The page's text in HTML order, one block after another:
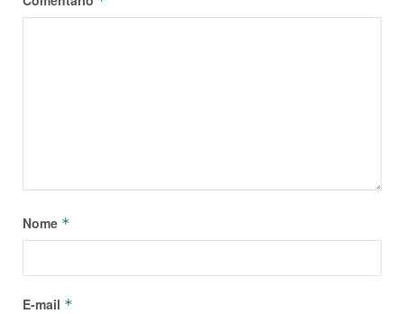
Nome *
E-mail *